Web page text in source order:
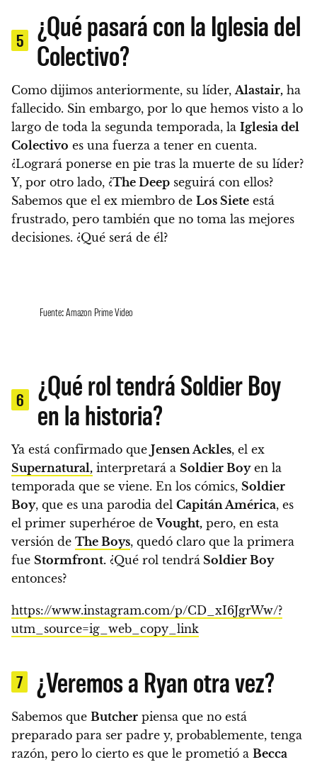
5
¿Qué pasará con la Iglesia del
Colectivo?
Como dijimos anteriormente, su líder, Alastair, ha
fallecido. Sin embargo, por lo que hemos visto a lo
largo de toda la segunda temporada, la Iglesia del
Colectivo es una fuerza a tener en cuenta.
¿Logrará ponerse en pie tras la muerte de su líder?
Y, por otro lado, ¿The Deep seguirá con ellos?
Sabemos que el ex miembro de Los Siete está
frustrado, pero también que no toma las mejores
decisiones. ¿Qué será de él?
Fuente: Amazon Prime Video
6
¿Qué rol tendrá Soldier Boy
en la historia?
Ya está confirmado que Jensen Ackles, el ex
Supernatural, interpretará a Soldier Boyen la
temporada que se viene. En los cómics, Soldier
Boy, que es una parodia del Capitán América, es
el primer superhéroe deVought, pero, en esta
versión de The Boys, quedó claro que la primera
fue Stormfront. ¿Qué rol tendrá Soldier Boy
entonces?
https://www.instagram.com/p/CD_xI6JgrWw/?
utm_source=ig_web_copy_link
7 ¿Veremos a Ryan otra vez?
Sabemos que Butcher piensa que no está
preparado para ser padre y, probablemente, tenga
razón, pero lo cierto es que le prometió a Becca